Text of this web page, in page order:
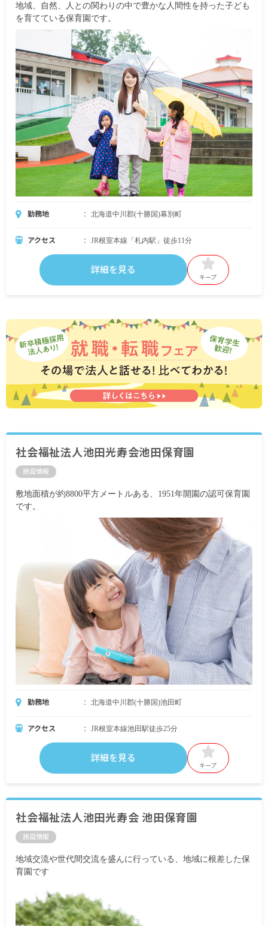
地域、自然、人との関わりの中で豊かな人間性を持った子ども
を育てている保育園です。
勤務地 北海道中川郡(十勝国)幕別町
アクセス JR根室本線「札内駅」徒歩11分
詳細を見る
キープ
社会福祉法人池田光寿会池田保育園
施設情報
敷地面積が約8800平方メートルある、1951年開園の認可保育園
です。
勤務地 北海道中川郡(十勝国)池田町
アクセス JR根室本線池田駅徒歩25分
詳細を見る
キープ
社会福祉法人池田光寿会 池田保育園
施設情報
地域交流や世代間交流を盛んに行っている、地域に根差した保
育園です